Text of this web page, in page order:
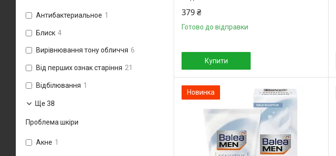
379 ₴
Готово до відправки
Купити
Новинка
Антибактериальное 1
Блиск 4
Вирівнювання тону обличчя 6
Від перших ознак старіння 21
Відбілювання 1
Ще 38
Проблема шкіри
Акне 1